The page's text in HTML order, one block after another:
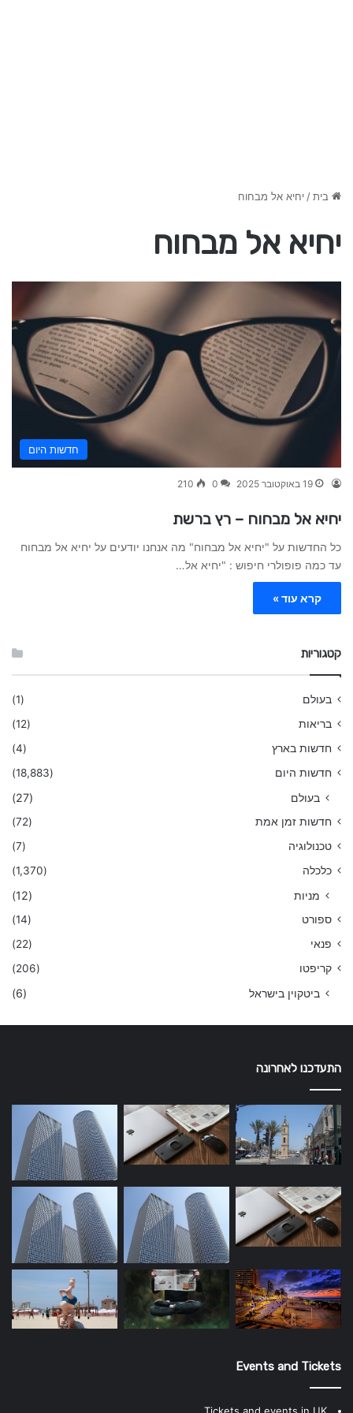
בית/יחיא אל מבחוח
יחיא אל מבחוח
חדשות היום
19 באוקטובר 2025 0
210
יחיא אל מבחוח – רץ ברשת
כל החדשות על "יחיא אל מבחוח" מה אנחנו יודעים על יחיא אל מבחוח
עד כמה פופולרי חיפוש : "יחיא אל…
קרא עוד »
קטגוריות
בעולם
(1)
בריאות
(12)
חדשות בארץ
(4)
חדשות היום
(18,883)
בעולם (27)
חדשות זמן אמת
(72)
טכנולוגיה
(7)
כלכלה
(1,370)
מניות (12)
ספורט
(14)
פנאי
(22)
קריפטו
(206)
ביטקוין בישראל (6)
התעדכנו לאחרונה
Events and Tickets